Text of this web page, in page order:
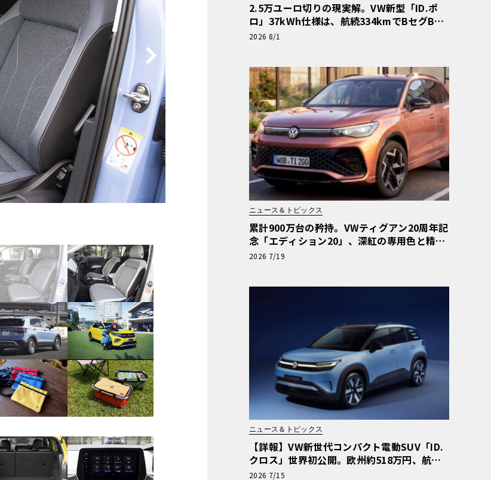
トヨタ
日産
スバル
マツダ
ダイハツ
スズキ
2.5万ユーロ切りの現実解。VW新型「ID.ポ
ロ」37kWh仕様は、航続334kmでBセグBEV
の指標となるか
2026 8/1
ニュース＆トピックス
累計900万台の矜持。VWティグアン20周年記
念「エディション20」、深紅の専用色と精緻
な仕立てが示す熟成の極み
2026 7/19
ニュース＆トピックス
【詳報】VW新世代コンパクト電動SUV「ID.
クロス」世界初公開。欧州約518万円、航続4
36kmを誇るTクロス後継の全貌
2026 7/15